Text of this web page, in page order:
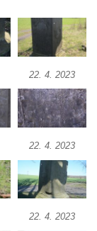
22. 4. 2023
22. 4. 2023
22. 4. 2023